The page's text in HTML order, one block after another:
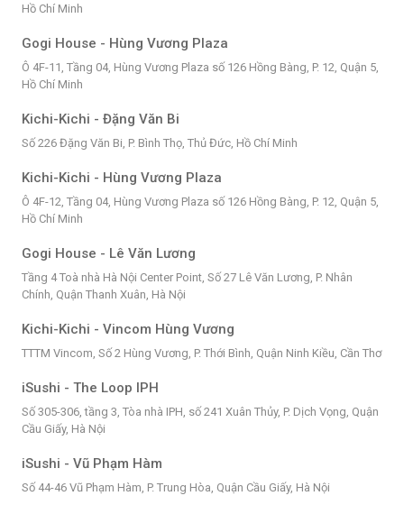
Hồ Chí Minh
Gogi House - Hùng Vương Plaza
Ô 4F-11, Tầng 04, Hùng Vương Plaza số 126 Hồng Bàng, P. 12, Quận 5,
Hồ Chí Minh
Kichi-Kichi - Đặng Văn Bi
Số 226 Đặng Văn Bi, P. Bình Thọ, Thủ Đức, Hồ Chí Minh
Kichi-Kichi - Hùng Vương Plaza
Ô 4F-12, Tầng 04, Hùng Vương Plaza số 126 Hồng Bàng, P. 12, Quận 5,
Hồ Chí Minh
Gogi House - Lê Văn Lương
Tầng 4 Toà nhà Hà Nội Center Point, Số 27 Lê Văn Lương, P. Nhân
Chính, Quận Thanh Xuân, Hà Nội
Kichi-Kichi - Vincom Hùng Vương
TTTM Vincom, Số 2 Hùng Vương, P. Thới Bình, Quận Ninh Kiều, Cần Thơ
iSushi - The Loop IPH
Số 305-306, tầng 3, Tòa nhà IPH, số 241 Xuân Thủy, P. Dịch Vọng, Quận
Cầu Giấy, Hà Nội
iSushi - Vũ Phạm Hàm
Số 44-46 Vũ Phạm Hàm, P. Trung Hòa, Quận Cầu Giấy, Hà Nội